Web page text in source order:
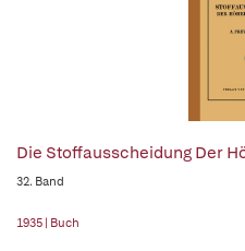
Die Stoffausscheidung Der
32. Band
1935 | Buch